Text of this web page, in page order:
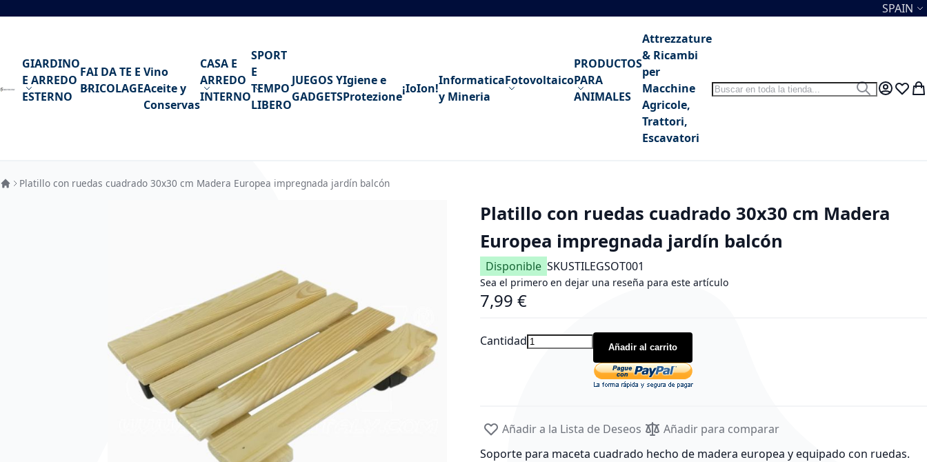
Ir al contenido SPAIN
GIARDINO
E ARREDO
ESTERNO
FAI DA TE E
BRICOLAGE
Vino
Aceite y
Conservas
CASA E
ARREDO
INTERNO
SPORT
E
TEMPO
LIBERO
JUEGOS Y
GADGETS
Igiene e
Protezione
¡IoIon!
Informatica
y Mineria
Fotovoltaico
PRODUCTOS
PARA
ANIMALES
Attrezzature
& Ricambi
per
Macchine
Agricole,
Trattori,
Escavatori
Search
Search
My Lista
Mi
Platillo con ruedas cuadrado 30x30 cm Madera Europea impregnada jardín balcón
Platillo con ruedas cuadrado 30x30 cm Madera
Europea impregnada jardín balcón
Disponible SKUSTILEGSOT001
Sea el primero en dejar una reseña para este artículo
7,99 €
Cantidad Añadir al carrito
Añadir a la Lista de Deseos
Añadir para comparar
Soporte para maceta cuadrado hecho de madera europea y equipado con ruedas.